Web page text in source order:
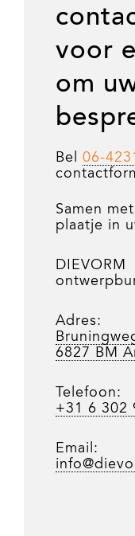
voor
om
Bel 06-
Samen
plaatje in
DIEVORM
Adres:
6827 BM
Telefoon:
+31 6 302
Email: